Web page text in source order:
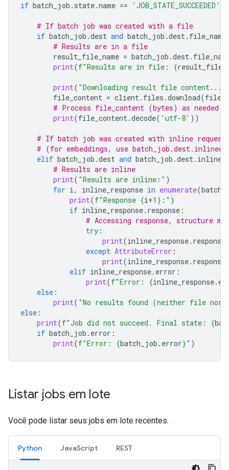
if batch_job . state.name == 'JOB_STATE_SUCCEEDED'
# If batch job was created with a file
if batch_job .dest and batch_job .dest. file_name
# Results are in a file
result_file_name = batch_job .dest.
print(f"Results are in file: {
print( "Downloading result file content..."
file_content = client. files .download(file
# Process file_content (bytes) as needed
print(file_content.decode( 'utf-8' ))
# If batch job was created with inline request
# (for embeddings, use
elif batch_job .dest and batch_job .dest.
# Results are inline
print( "Results are inline:" )
for i, inline_response in enumerate(
print(f"Response {i+1 } :" )
if inline_response. response :
# Accessing response, structure
try :
print(inline_response. response
except AttributeError :
print(inline_response. response
elif inline_response. error :
print(f"Error: {inline_response.
else :
print( "No results found (neither file
else :
print(f"Job did not succeed. Final state: {
if batch_job . error :
print(f"Error: {batch_job . error}" )
Listar jobs em lote
Você pode listar seus jobs em lote recentes.
Python JavaScript REST